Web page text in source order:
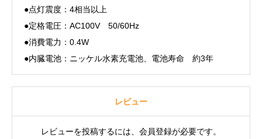
●点灯震度：4相当以上
●定格電圧：AC100V 50/60Hz
●消費電力：0.4W
●内臓電池：ニッケル水素充電池、電池寿命 約3年
レビュー
レビューを投稿するには、会員登録が必要です。